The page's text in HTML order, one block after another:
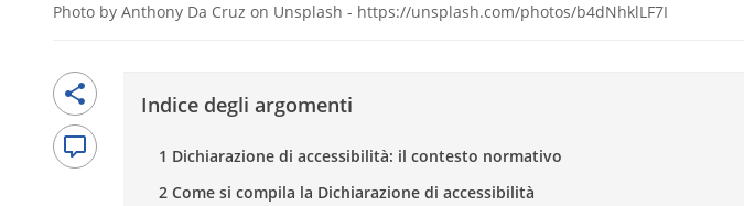
Photo by Anthony Da Cruz on Unsplash - https://unsplash.com/photos/b4dNhklLF7I
Indice degli argomenti
1 Dichiarazione di accessibilità: il contesto normativo
2 Come si compila la Dichiarazione di accessibilità